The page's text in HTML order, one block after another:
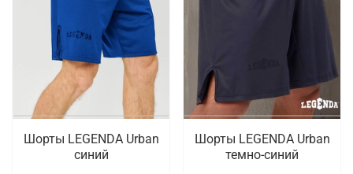
Шорты LEGENDA Urban
синий
Шорты LEGENDA Urban
темно-синий